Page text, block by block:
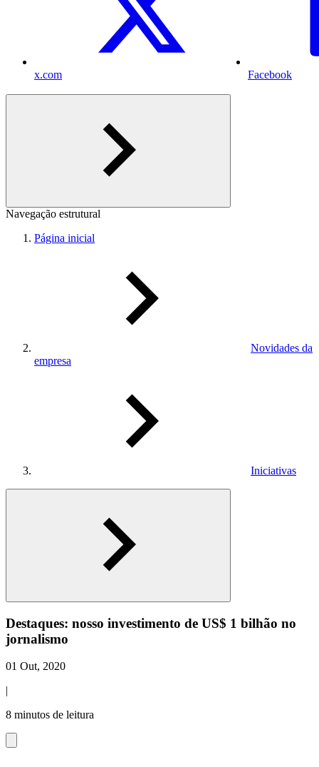
x.com Facebook
Navegação estrutural
Página inicial
Novidades da
empresa
Iniciativas
Destaques: nosso investimento de US$ 1 bilhão no
jornalismo
01 Out, 2020
|
8 minutos de leitura